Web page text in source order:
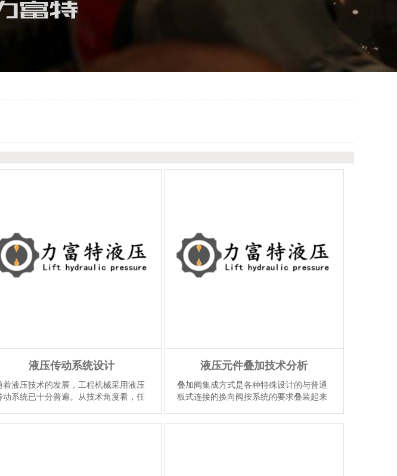
液压传动系统设计
着液压技术的发展，工程机械采用液压
动系统已十分普遍。从技术角度看，任
液压元件叠加技术分析
叠加阀集成方式是各种特殊设计的与普通
板式连接的换向阀按系统的要求叠装起来